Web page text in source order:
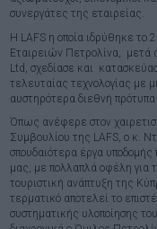
συνεργάτες της εταιρείας.
Η LAFS η οποία ιδρύθηκε το
Εταιρειών Πετρολίνα, μετά
Ltd, σχεδίασε και
τελευταίας τεχνολογίας με
αυστηρότερα διεθνή πρότυπα
Όπως ανέφερε στον
Συμβουλίου της LAFS, ο κ.
σπουδαιότερα έργα υποδομής
μας, με πολλαπλά οφέλη για
τουριστική ανάπτυξη της
τερματικό αποτελεί το
συστηματικής υλοποίησης